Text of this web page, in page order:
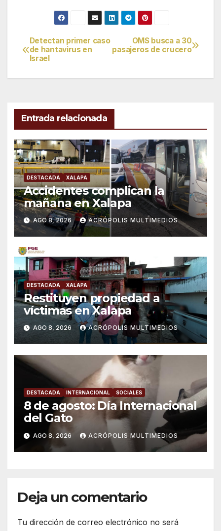
Navegación
de
OMS busca a 30
pasajeros de crucero
Detectan primer caso
de hantavirus en
Israel
Entrada relacionada
DESTACADA XALAPA
Accidentes complican la
mañana en Xalapa
AGO 8, 2026 ACRÓPOLIS MULTIMEDIOS
DESTACADA XALAPA
Restituyen propiedad a
víctimas en Xalapa
AGO 8, 2026 ACRÓPOLIS MULTIMEDIOS
DESTACADA INTERNACIONAL SOCIALES
8 de agosto: Día Internacional
del Gato
AGO 8, 2026 ACRÓPOLIS MULTIMEDIOS
Deja un comentario
Tu dirección de correo electrónico no será